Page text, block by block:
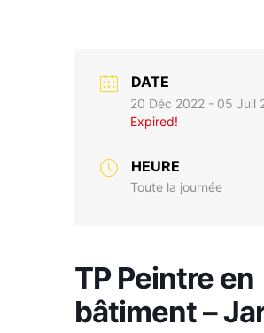
DATE
20 Déc 2022 - 05 Juil
Expired!
HEURE
Toute la journée
TP Peintre en
bâtiment –